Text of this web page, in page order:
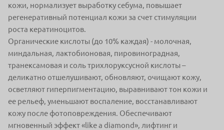
кожи, нормализует выработку себума, повышает
регенеративный потенциал кожи за счет стимуляции
роста кератиноцитов.
Органические кислоты (до 10% каждая) - молочная,
миндальная, лактобионовая, пировиноградная,
транексамовая и соль трихлоруксусной кислоты –
деликатно отшелушивают, обновляют, очищают кожу,
осветляют гиперпигментацию, выравнивают тон кожи и
ее рельеф, уменьшают воспаление, восстанавливают
кожу после фотоповреждения. Обеспечивают
мгновенный эффект «like a diamond», лифтинг и